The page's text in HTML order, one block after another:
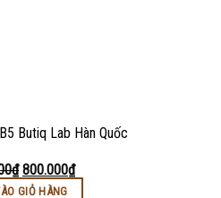
Butiq Lab Hàn Quốc
₫ 800.000₫
GIỎ HÀNG